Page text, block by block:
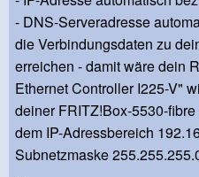
- DNS-Serveradresse
die Verbindungsdaten zu
erreichen - damit wäre dein
Ethernet Controller I225-V"
deiner FRITZ!Box-5530-
dem IP-Adressbereich
Subnetzmaske